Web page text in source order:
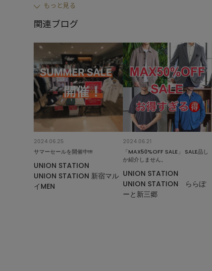
もっと見る
関連ブログ
2024.06.25
サマーセールを開催中!!!
UNION STATION
UNION STATION 新宿マル
イMEN
2024.06.21
「MAX50%OFF SALE」 SALE品し
か紹介しません。
UNION STATION
UNION STATION ららぽ
ーと新三郷